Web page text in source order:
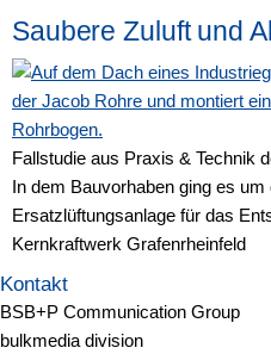
Saubere Zuluft und
Fallstudie aus Praxis & Technik
In dem Bauvorhaben ging es
Ersatzlüftungsanlage für das
Kernkraftwerk Grafenrheinfeld
Kontakt
BSB+P Communication Group
bulkmedia division